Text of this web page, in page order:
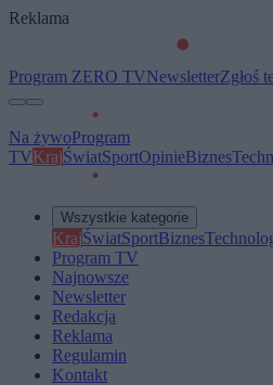
Reklama
Program ZERO TVNewsletterZgłoś
Na żywoProgram
TVKrajŚwiatSportOpinieBiznes
Wszystkie kategorie
KrajŚwiatSportBiznes
Program TV
Najnowsze
Newsletter
Redakcja
Reklama
Regulamin
Kontakt